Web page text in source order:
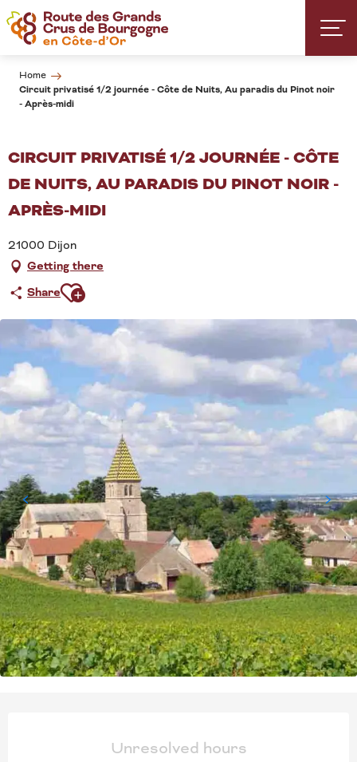
Aller
au
contenu
Home
Circuit privatisé 1/2 journée - Côte de Nuits, Au paradis du Pinot noir
- Après-midi
CIRCUIT PRIVATISÉ 1/2 JOURNÉE - CÔTE
DE NUITS, AU PARADIS DU PINOT NOIR -
APRÈS-MIDI
21000 Dijon
Getting there
ShareAjouter aux favoris
OPENING HOURS &
Unresolved hours